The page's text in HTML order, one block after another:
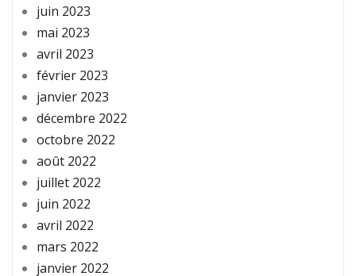
juin 2023
mai 2023
avril 2023
février 2023
janvier 2023
décembre 2022
octobre 2022
août 2022
juillet 2022
juin 2022
avril 2022
mars 2022
janvier 2022